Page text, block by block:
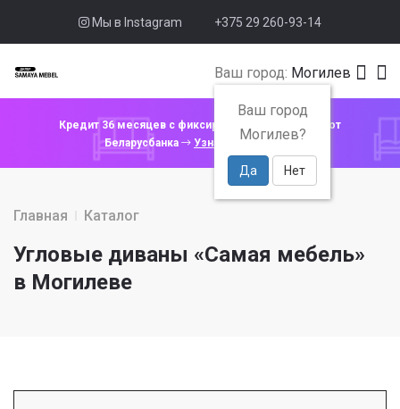
Мы в Instagram +375 29 260-93-14
Ваш город: Могилев
Ваш город
Могилев?
Да Нет
Кредит 36 месяцев с фиксированной ставкой 4% от
Беларусбанка
Узнать подробнее
Главная Каталог
Угловые диваны «Самая мебель»
в Могилеве